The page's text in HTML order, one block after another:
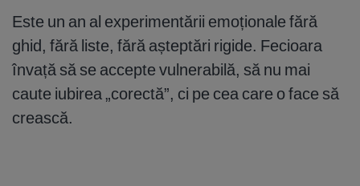
Este un an al experimentării emoționale fără
ghid, fără liste, fără așteptări rigide. Fecioara
învață să se accepte vulnerabilă, să nu mai
caute iubirea „corectă”, ci pe cea care o face să
crească.